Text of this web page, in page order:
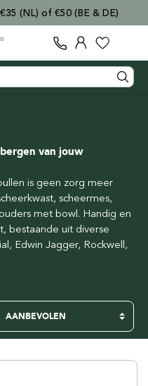
direct verzonden
van jouw
is geen zorg meer
scheermes,
met bowl. Handig en
bestaande uit diverse
Edwin Jagger, Rockwell,